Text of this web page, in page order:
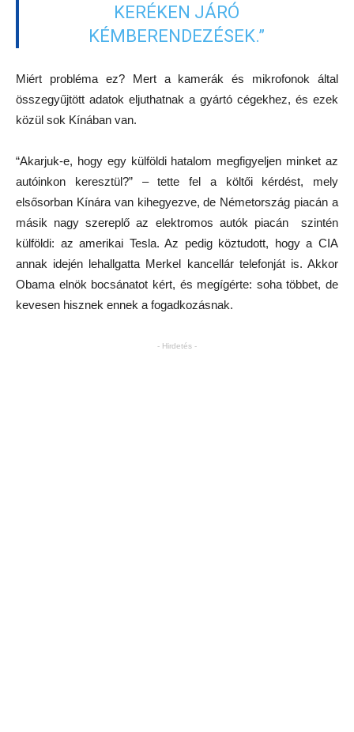
KERÉKEN JÁRÓ
KÉMBERENDEZÉSEK.”
Miért probléma ez? Mert a kamerák és mikrofonok által
összegyűjtött adatok eljuthatnak a gyártó cégekhez, és ezek
közül sok Kínában van.
“Akarjuk-e, hogy egy külföldi hatalom megfigyeljen minket az
autóinkon keresztül?” – tette fel a költői kérdést, mely
elsősorban Kínára van kihegyezve, de Németország piacán a
másik nagy szereplő az elektromos autók piacán szintén
külföldi: az amerikai Tesla. Az pedig köztudott, hogy a CIA
annak idején lehallgatta Merkel kancellár telefonját is. Akkor
Obama elnök bocsánatot kért, és megígérte: soha többet, de
kevesen hisznek ennek a fogadkozásnak.
- Hirdetés -